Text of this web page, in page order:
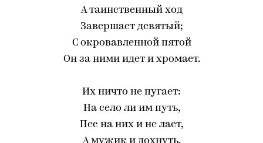
А таинственный ход
Завершает девятый;
С окровавленной пятой
Он за ними идет и хромает.
Их ничто не пугает:
На село ли им путь,
Пес на них и не лает,